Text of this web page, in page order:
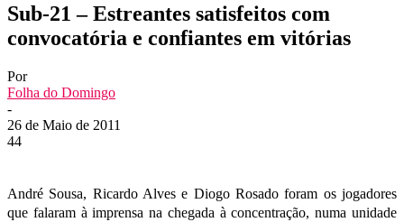
Sub-21 – Estreantes satisfeitos com
convocatória e confiantes em vitórias
Por
Folha do Domingo
-
26 de Maio de 2011
44
André Sousa, Ricardo Alves e Diogo Rosado foram os jogadores
que falaram à imprensa na chegada à concentração, numa unidade